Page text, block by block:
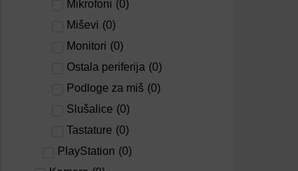
Mikrofoni (0)
Miševi (0)
Monitori (0)
Ostala periferija (0)
Podloge za miš (0)
Slušalice (0)
Tastature (0)
PlayStation (0)